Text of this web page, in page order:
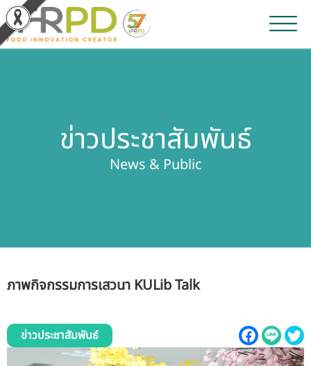
ผลิตภัณฑ์และจำหน่าย
เกี่ยวกับสถาบัน
บุคลากรสถาบัน
ระบบสารสนเทศ (ใน)
ข่าวประชาสัมพันธ์
News & Public
ภาพกิจกรรมการเสวนา KULib Talk
ข่าวประชาสัมพันธ์